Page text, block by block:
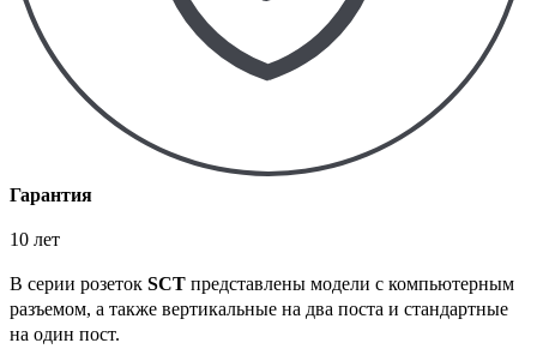
Гарантия
10 лет
В серии розеток SCT представлены модели с компьютерным
разъемом, а также вертикальные на два поста и стандартные
на один пост.